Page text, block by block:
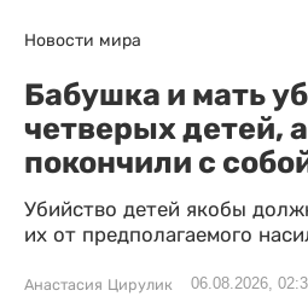
Новости мира
Бабушка и мать
четверых детей,
покончили с
Убийство детей якобы
их от предполагаемого
Анастасия Цирулик 06.08.2026,